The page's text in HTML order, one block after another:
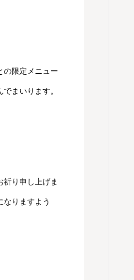
の限定メニュー
まいります。
り申し上げま
なりますよう